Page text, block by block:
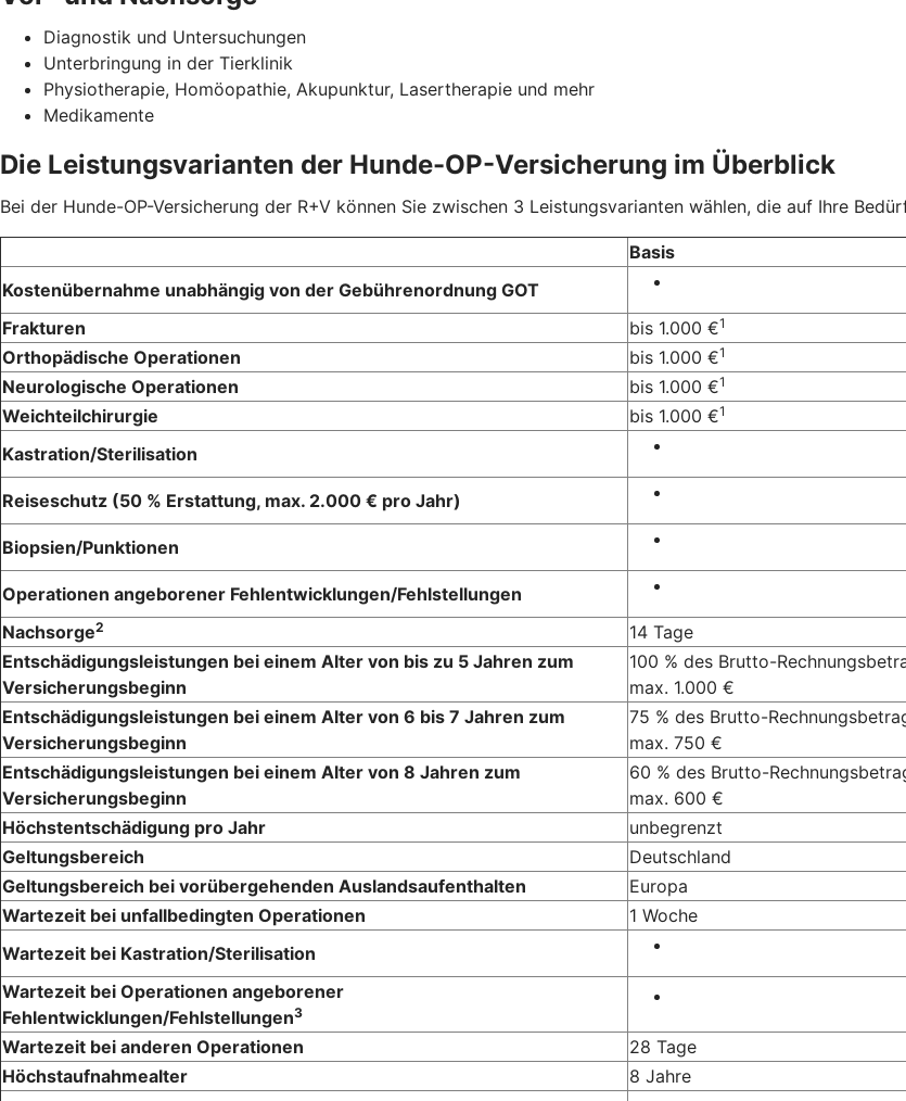
Diagnostik und Untersuchungen
Unterbringung in der Tierklinik
Physiotherapie, Homöopathie, Akupunktur, Lasertherapie und mehr
Medikamente
Die Leistungsvarianten der Hunde-OP-Versicherung im Überblick
Bei der Hunde-OP-Versicherung der R+V können Sie zwischen 3 Leistungsvarianten wählen, die auf Ihre
Basis
Kostenübernahme unabhängig von der Gebührenordnung GOT
Frakturen
bis 1.000 €1
Orthopädische Operationen
bis 1.000 €1
Neurologische Operationen
bis 1.000 €1
Weichteilchirurgie
bis 1.000 €1
Kastration/Sterilisation
Reiseschutz (50 % Erstattung, max. 2.000 € pro Jahr)
Biopsien/Punktionen
Operationen angeborener Fehlentwicklungen/Fehlstellungen
Nachsorge2 14 Tage
Entschädigungsleistungen bei einem Alter von bis zu 5 Jahren zum
Versicherungsbeginn
100 % des Brutto-
max. 1.000 €
Entschädigungsleistungen bei einem Alter von 6 bis 7 Jahren zum
Versicherungsbeginn
75 % des Brutto-
max. 750 €
Entschädigungsleistungen bei einem Alter von 8 Jahren zum
Versicherungsbeginn
60 % des Brutto-
max. 600 €
Höchstentschädigung pro Jahr
unbegrenzt
Geltungsbereich
Deutschland
Geltungsbereich bei vorübergehenden Auslandsaufenthalten
Europa
Wartezeit bei unfallbedingten Operationen
1 Woche
Wartezeit bei Kastration/Sterilisation
Wartezeit bei Operationen angeborener
Fehlentwicklungen/Fehlstellungen3
Wartezeit bei anderen Operationen
28 Tage
Höchstaufnahmealter
8 Jahre